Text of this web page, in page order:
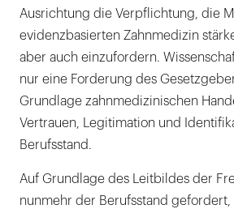
Ausrichtung die Verpflichtung, die
evidenzbasierten Zahnmedizin
aber auch einzufordern.
nur eine Forderung des
Grundlage zahnmedizinischen
Vertrauen, Legitimation und
Berufsstand.
Auf Grundlage des Leitbildes der
nunmehr der Berufsstand gefordert,